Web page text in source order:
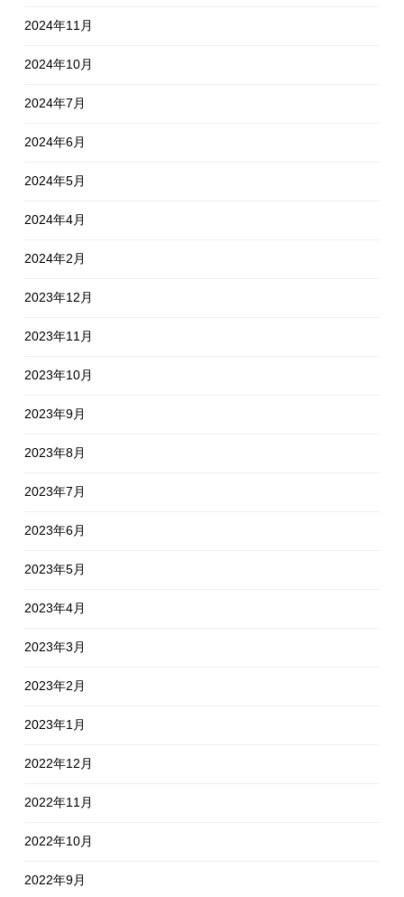
2024年11月
2024年10月
2024年7月
2024年6月
2024年5月
2024年4月
2024年2月
2023年12月
2023年11月
2023年10月
2023年9月
2023年8月
2023年7月
2023年6月
2023年5月
2023年4月
2023年3月
2023年2月
2023年1月
2022年12月
2022年11月
2022年10月
2022年9月